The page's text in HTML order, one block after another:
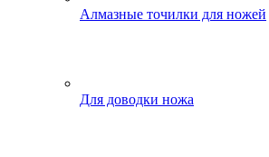
Алмазные точилки для ножей
Для доводки ножа